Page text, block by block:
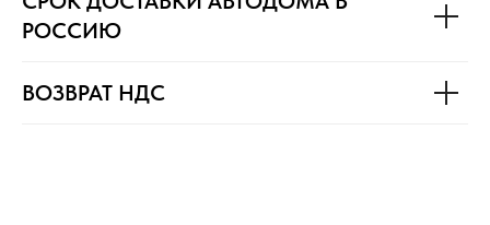
РОССИЮ
ВОЗВРАТ НДС